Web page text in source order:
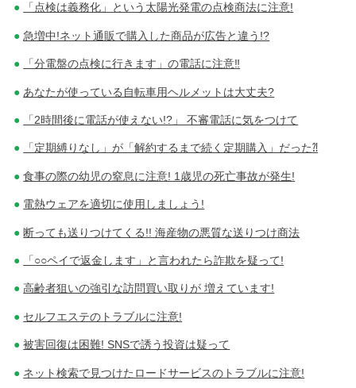
「点検は義務化」という太陽光発電の点検商法に注意!
急増中!ネット通販で購入した商品が広告と違う!?
「分電盤の点検に行きます」の電話に注意‼
あなたが使っている自転車用ヘルメットは大丈夫?
「2時間後に電話が使えない!?」 不審電話に気をつけて
「定期縛りなし」が「解約するまで続く定期購入」だった⁈
食事の際の幼児の窒息に注意! 1歳児の死亡事故が発生!
電熱ウェアを適切に使用しましょう!
断っても送りつけてくる!! 海産物の悪質な送りつけ商法
「○○ペイで返金します」と言われたら詐欺を疑って!
高齢者狙いの強引な訪問買い取りが 増えています!
セルフエステのトラブルに注意!
被害回復は困難! SNSで誘う投資は疑って
ネット検索で見つけたロードサービスのトラブルに注意!